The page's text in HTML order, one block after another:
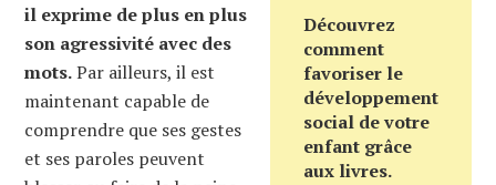
Découvrez
comment
favoriser le
développement
social de votre
enfant grâce
aux livres.
il exprime de plus en plus
son agressivité avec des
mots.Par ailleurs, il est
maintenant capable de
comprendre que ses gestes
et ses paroles peuvent